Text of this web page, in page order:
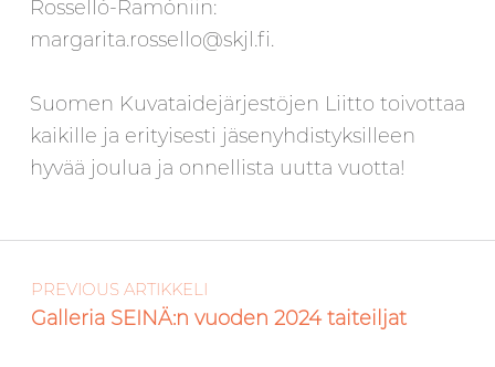
Rosselló-Ramóniin:
margarita.rossello@skjl.fi.
Suomen Kuvataidejärjestöjen Liitto toivottaa
kaikille ja erityisesti jäsenyhdistyksilleen
hyvää joulua ja onnellista uutta vuotta!
Skip back to main navigation
Artikkelien selaus
PREVIOUS ARTIKKELI
Galleria SEINÄ:n vuoden 2024 taiteiljat